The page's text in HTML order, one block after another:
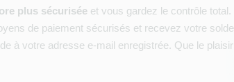
plus sécuriséeet vous gardez le contrôle total.
de paiement sécurisés et recevez votre solde
à votre adresse e-mail enregistrée. Que le plaisir